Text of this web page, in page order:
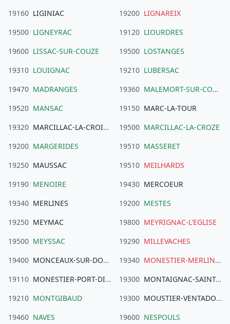
19160 LIGINIAC 19200 LIGNAREIX
19500 LIGNEYRAC 19120 LIOURDRES
19600 LISSAC-SUR-COUZE 19500 LOSTANGES
19310 LOUIGNAC 19210 LUBERSAC
19470 MADRANGES 19360 MALEMORT-SUR-CORREZE
19520 MANSAC 19150 MARC-LA-TOUR
19320 MARCILLAC-LA-CROISILLE 19500 MARCILLAC-LA-CROZE
19200 MARGERIDES 19510 MASSERET
19250 MAUSSAC 19510 MEILHARDS
19190 MENOIRE 19430 MERCOEUR
19340 MERLINES 19200 MESTES
19250 MEYMAC 19800 MEYRIGNAC-L'EGLISE
19500 MEYSSAC 19290 MILLEVACHES
19400 MONCEAUX-SUR-DORDOGNE 19340 MONESTIER-MERLINES
19110 MONESTIER-PORT-DIEU 19300 MONTAIGNAC-SAINT-HIPPOLYTE
19210 MONTGIBAUD 19300 MOUSTIER-VENTADOUR
19460 NAVES 19600 NESPOULS